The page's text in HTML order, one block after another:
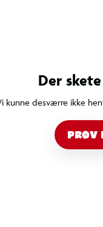
Der
kunne desværre ikke
PRØV